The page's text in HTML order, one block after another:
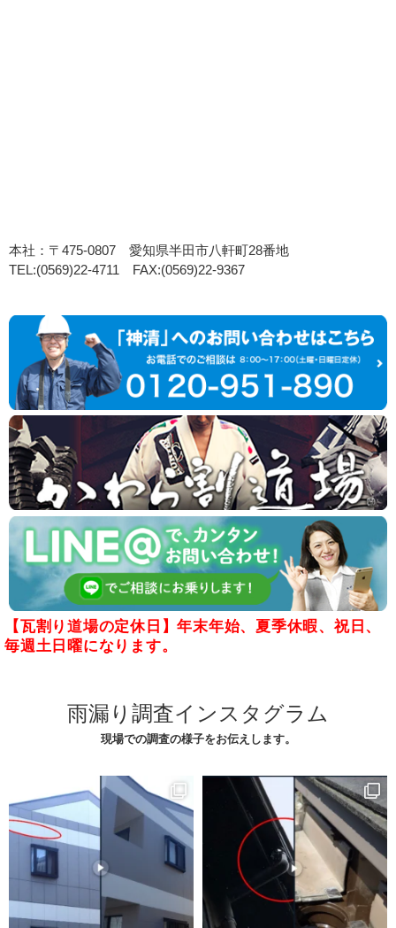
本社：〒475-0807 愛知県半田市八軒町28番地
TEL:(0569)22-4711 FAX:(0569)22-9367
【瓦割り道場の定休日】年末年始、夏季休暇、祝日、
毎週土日曜になります。
雨漏り調査インスタグラム
現場での調査の様子をお伝えします。